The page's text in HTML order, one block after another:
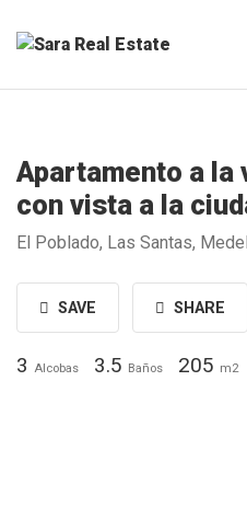
Apartamento a la
con vista a la
El Poblado, Las Santas,
SAVE SHARE
3 Alcobas 3.5 Baños 205 m2